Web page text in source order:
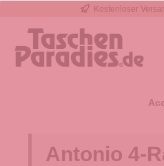
Zur
Kostenloser
Antonio 4-